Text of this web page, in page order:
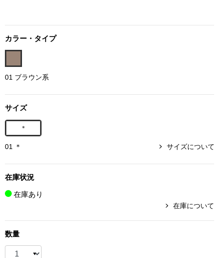
集
その他
その他
カラー・タイプ
01 ブラウン系
サイズ
＊
01 ＊ サイズについて
在庫状況
在庫あり
在庫について
数量